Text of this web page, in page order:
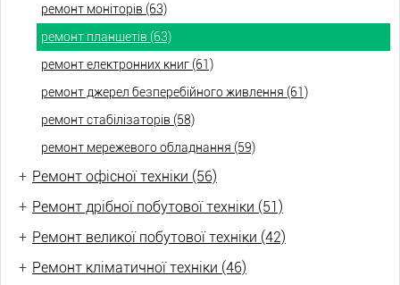
ремонт моніторів (63)
ремонт планшетів (63)
ремонт електронних книг (61)
ремонт джерел безперебійного живлення (61)
ремонт стабілізаторів (58)
ремонт мережевого обладнання (59)
+ Ремонт офісної техніки (56)
+ Ремонт дрібної побутової техніки (51)
+ Ремонт великої побутової техніки (42)
+ Ремонт кліматичної техніки (46)